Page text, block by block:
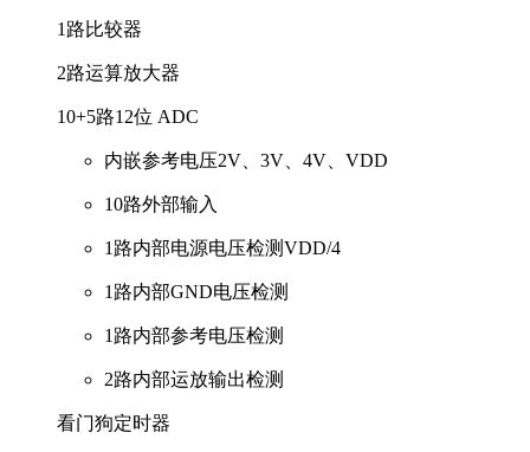
1路比较器
2路运算放大器
10+5路12位 ADC
内嵌参考电压2V、3V、4V、VDD
10路外部输入
1路内部电源电压检测VDD/4
1路内部GND电压检测
1路内部参考电压检测
2路内部运放输出检测
看门狗定时器